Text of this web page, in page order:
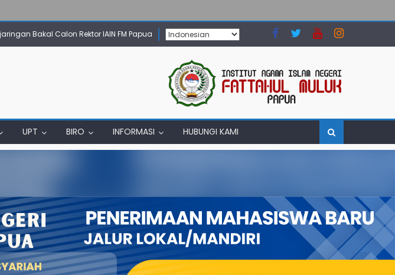
UGM dan Uncen
Google Scholar
Bakal Calon Rektor IAIN FM Papua
UPT BIRO INFORMASI HUBUNGI KAMI